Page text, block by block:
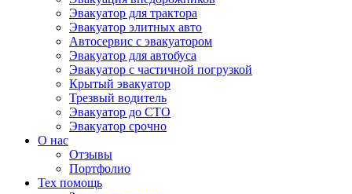
Эвакуатор для трактора
Эвакуатор элитных авто
Автосервис с эвакуатором
Эвакуатор для автобуса
Эвакуатор с частичной погрузкой
Крытый эвакуатор
Трезвый водитель
Эвакуатор до СТО
Эвакуатор срочно
О нас
Отзывы
Портфолио
Тех помощь